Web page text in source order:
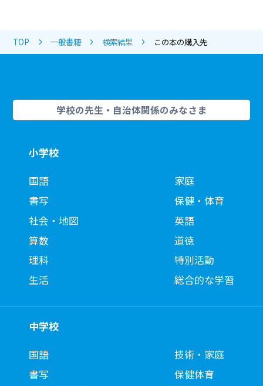
TOP 一般書籍 検索結果 この本の購入先
学校の先生・自治体関係のみなさま
小学校
国語
書写
社会・地図
算数
理科
生活
家庭
保健・体育
英語
道徳
特別活動
総合的な学習
中学校
国語
書写
技術・家庭
保健体育